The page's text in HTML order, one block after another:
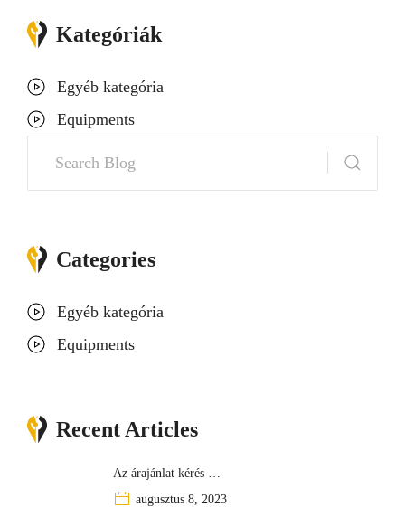
Kategóriák
Egyéb kategória
Equipments
Categories
Egyéb kategória
Equipments
Recent Articles
Az árajánlat kérés …
augusztus 8, 2023